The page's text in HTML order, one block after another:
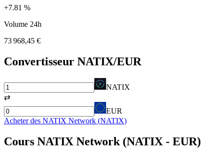
+7.81 %
Volume 24h
73 968,45 €
Convertisseur NATIX/EUR
NATIX
⇄
EUR
Acheter des NATIX Network (NATIX)
Cours NATIX Network (NATIX - EUR)